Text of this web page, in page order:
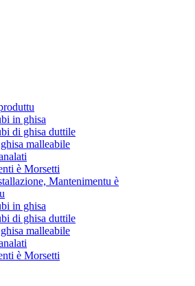
in ghisa
di ghisa duttile
malleabile
è Morsetti
Mantenimentu è
in ghisa
di ghisa duttile
malleabile
è Morsetti